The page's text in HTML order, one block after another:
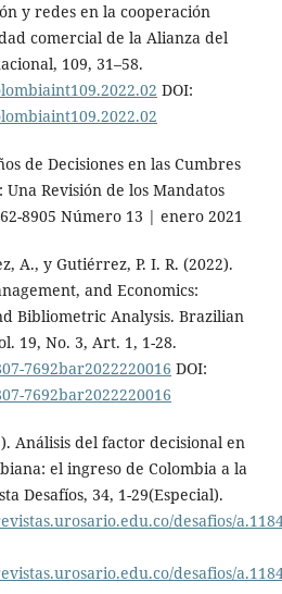
y redes en la cooperación
comercial de la Alianza del
109, 31–58.
DOI:
de Decisiones en las Cumbres
Revisión de los Mandatos
8905 Número 13 | enero 2021
A., y Gutiérrez, P. I. R. (2022).
and Economics:
Bibliometric Analysis. Brazilian
19, No. 3, Art. 1, 1-28.
7692bar2022220016 DOI:
7692bar2022220016
Análisis del factor decisional en
el ingreso de Colombia a la
Desafíos, 34, 1-29(Especial).
desafios/
desafios/